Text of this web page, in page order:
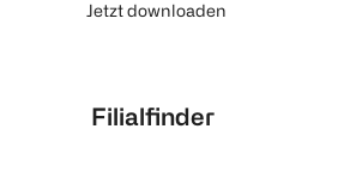
Jetzt downloaden
Filialfinder